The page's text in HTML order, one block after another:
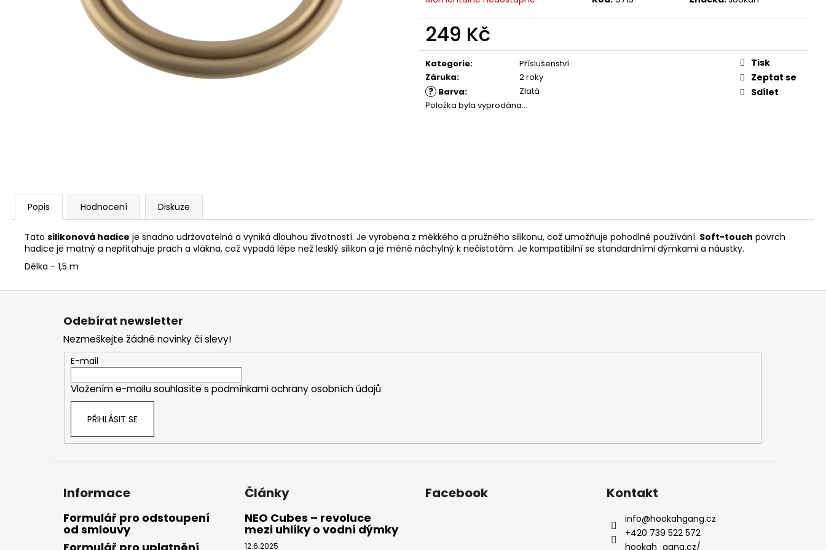
249 Kč
Měrná
cena:
Kategorie:
Příslušenství
Záruka: 2 roky
? Barva:
Zlatá
Položka byla vyprodána…
Tisk
Zeptat se
Sdílet
Popis Hodnocení Diskuze
Tato silikonová hadice je snadno udržovatelná a vyniká dlouhou životností. Je vyrobena z měkkého a pružného silikonu, což umožňuje pohodlné používání. Soft-touch povrch
hadice je matný a nepřitahuje prach a vlákna, což vypadá lépe než lesklý silikon a je méně náchylný k nečistotám. Je kompatibilní se standardními dýmkami a náustky.
Délka - 1,5 m
Z
Odebírat newsletter
Nezmeškejte žádné novinky či slevy!
E-mail
Vložením e-mailu souhlasíte s podmínkami ochrany osobních údajů
PŘIHLÁSIT SE
Informace
Formulář pro odstoupení
od smlouvy
Články
NEO Cubes – revoluce
mezi uhlíky o vodní dýmky
12.6.2025
Facebook Kontakt
info@hookahgang.cz
+420 739 522 572
hookah_gang.cz/